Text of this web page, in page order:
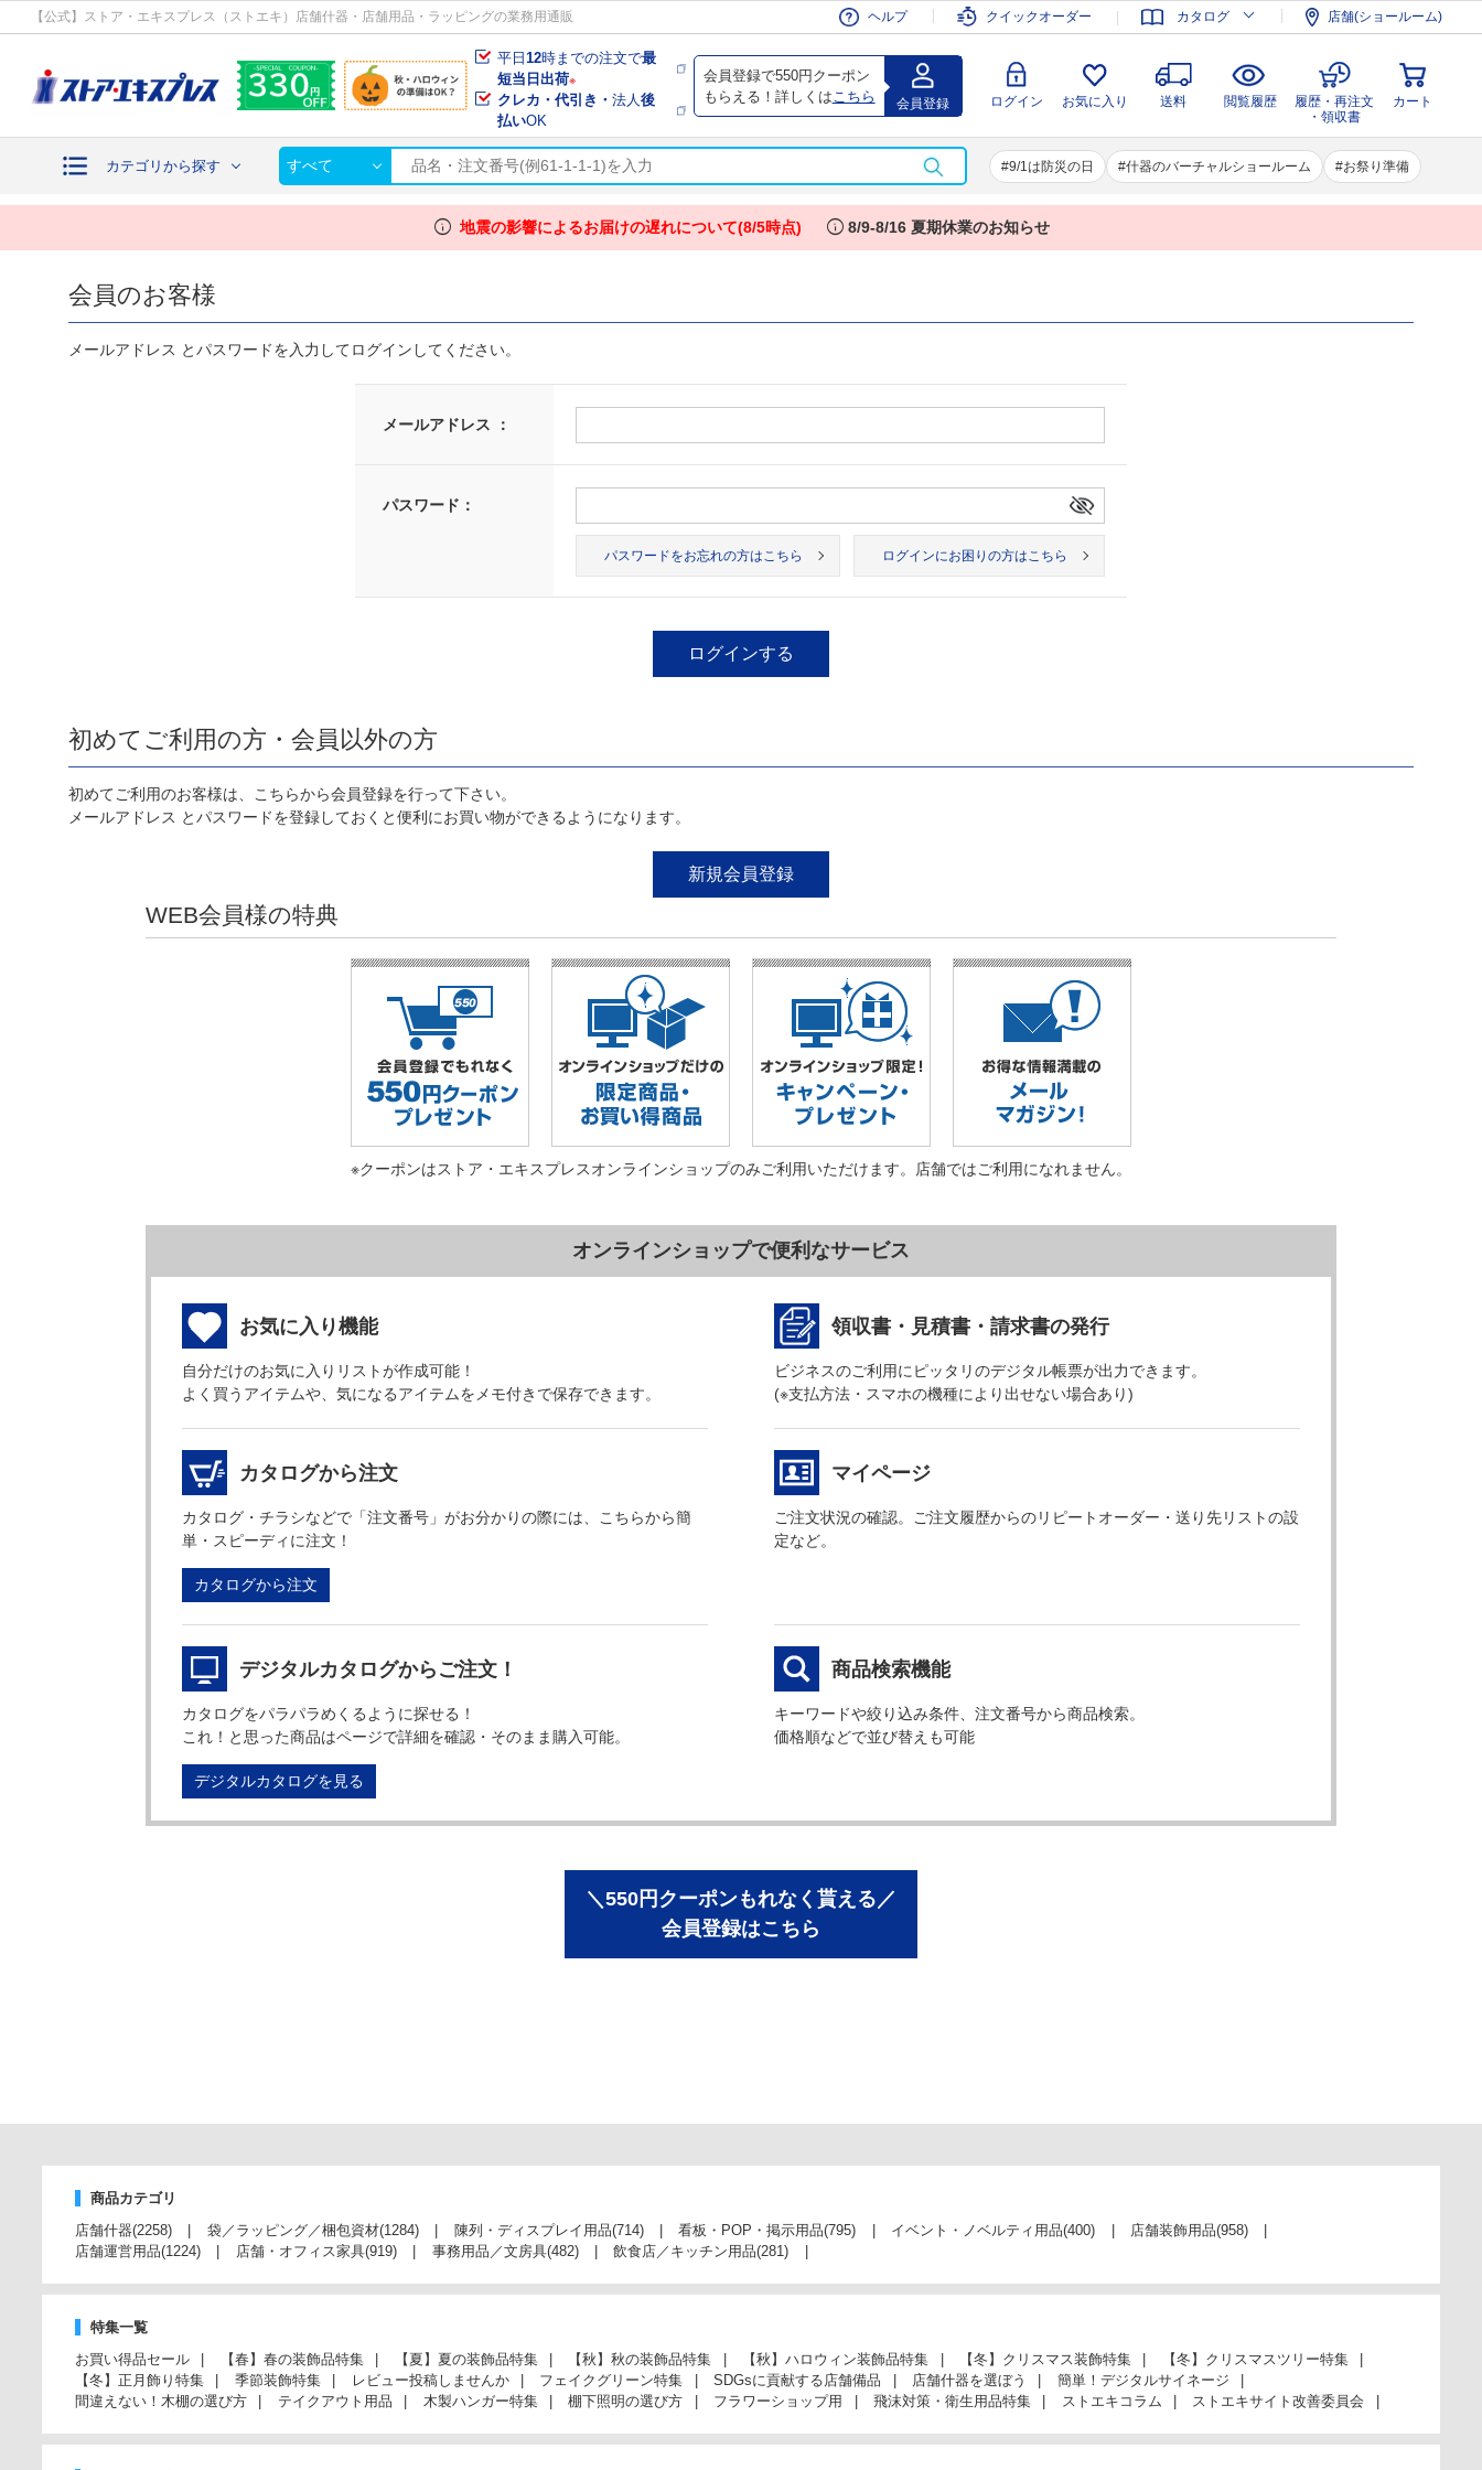
【公式】ストア・エキスプレス（ストエキ）店舗什器・店舗用品・ラッピングの業務用通販 ヘルプ クイックオーダー カタログ 店舗(ショールーム)
平日12時までの注文で最
短当日出荷※
クレカ・代引き・法人後
払いOK
会員登録で550円クーポン
もらえる！詳しくは こちら 会員登録 ログイン お気に入り 送料 閲覧履歴
履歴・再注文
・領収書
カート
カテゴリから探す すべて 9/1は防災の日 什器のバーチャルショールーム お祭り準備
会員登録 ログイン お気に入り 送料 閲覧履歴
履歴・再注文
・領収書
カート
info 地震の影響によるお届けの遅れについて(8/5時点) info 8/9-8/16 夏期休業のお知らせ
会員のお客様
メールアドレス とパスワードを入力してログインしてください。
メールアドレス ：
パスワード：
パスワードをお忘れの方はこちら ログインにお困りの方はこちら
初めてご利用の方・会員以外の方
初めてご利用のお客様は、こちらから会員登録を行って下さい。
メールアドレス とパスワードを登録しておくと便利にお買い物ができるようになります。
WEB会員様の特典
※クーポンはストア・エキスプレスオンラインショップのみご利用いただけます。店舗ではご利用になれません。
オンラインショップで便利なサービス
お気に入り機能
自分だけのお気に入りリストが作成可能！
よく買うアイテムや、気になるアイテムをメモ付きで保存できます。
領収書・見積書・請求書の発行
ビジネスのご利用にピッタリのデジタル帳票が出力できます。
(※支払方法・スマホの機種により出せない場合あり)
カタログから注文
カタログ・チラシなどで「注文番号」がお分かりの際には、こちらから簡
単・スピーディに注文！
カタログから注文
マイページ
ご注文状況の確認。ご注文履歴からのリピートオーダー・送り先リストの設
定など。
デジタルカタログからご注文！
カタログをパラパラめくるように探せる！
これ！と思った商品はページで詳細を確認・そのまま購入可能。
デジタルカタログを見る
商品検索機能
キーワードや絞り込み条件、注文番号から商品検索。
価格順などで並び替えも可能
＼550円クーポンもれなく貰える／
会員登録はこちら
商品カテゴリ
店舗什器(2258) 袋／ラッピング／梱包資材(1284) 陳列・ディスプレイ用品(714) 看板・POP・掲示用品(795) イベント・ノベルティ用品(400) 店舗装飾用品(958)
店舗運営用品(1224) 店舗・オフィス家具(919) 事務用品／文房具(482) 飲食店／キッチン用品(281)
特集一覧
お買い得品セール
【春】春の装飾品特集 【夏】夏の装飾品特集 【秋】秋の装飾品特集 【秋】ハロウィン装飾品特集 【冬】クリスマス装飾特集
【冬】クリスマスツリー特集
【冬】正月飾り特集
季節装飾特集 レビュー投稿しませんか フェイクグリーン特集 SDGsに貢献する店舗備品 店舗什器を選ぼう
簡単！デジタルサイネージ
間違えない！木棚の選び方
テイクアウト用品 木製ハンガー特集 棚下照明の選び方 フラワーショップ用 飛沫対策・衛生用品特集 ストエキコラム ストエキサイト改善委員会